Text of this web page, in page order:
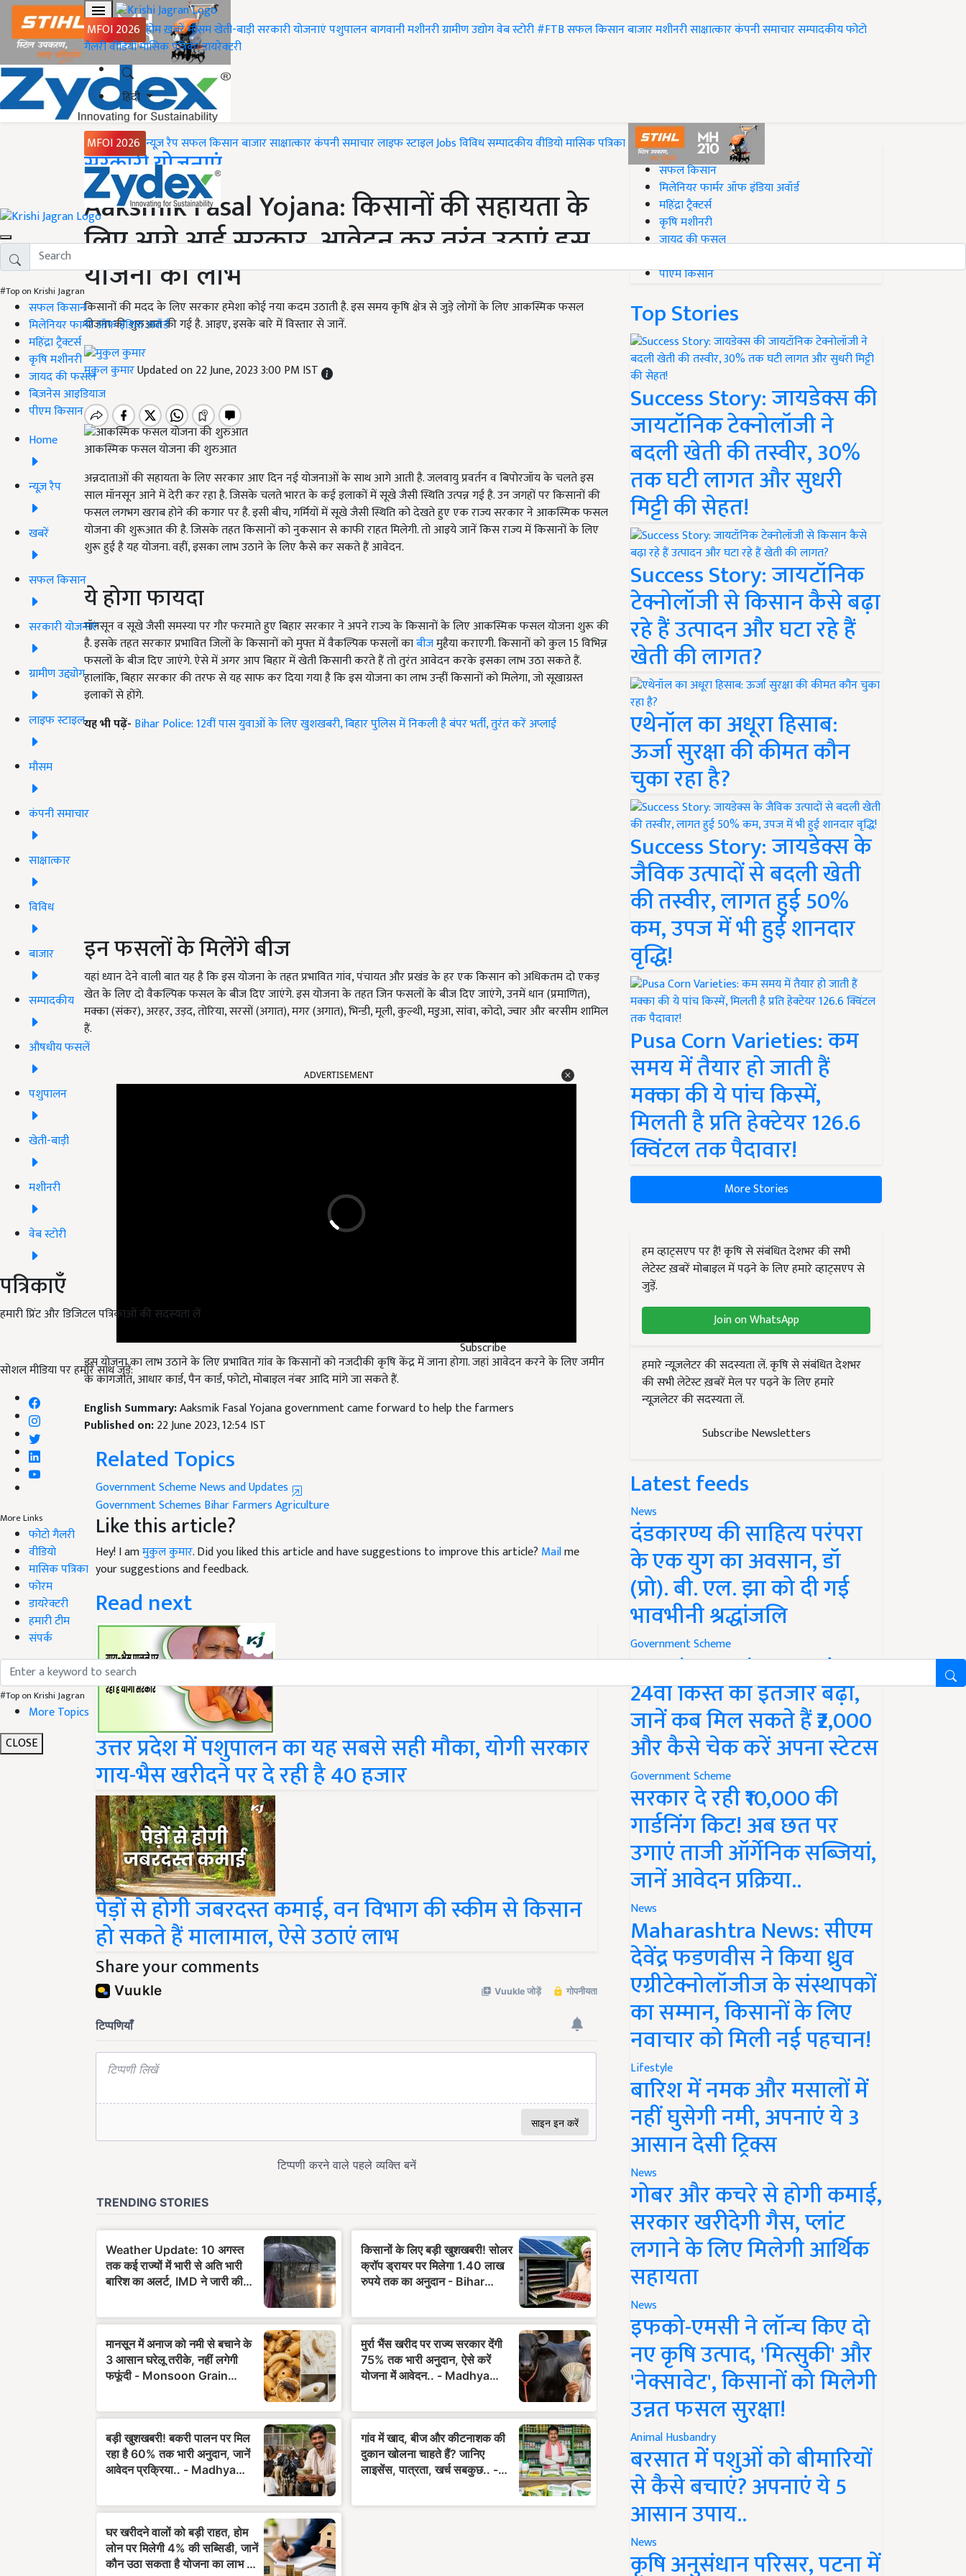
MFOI 2026 होमख़बरेंमौसमखेती-बाड़ीसरकारी योजनाएंपशुपालनबागवानीमशीनरीग्रामीण उद्योगवेब स्टोरी#FTBसफल किसानबाजारमशीनरीसाक्षात्कारकंपनी समाचारसम्पादकीयफोटो
गैलरीवीडियोमासिक पत्रिकाडायरेक्टरी
हिंदी
MFOI 2026 न्यूज़ रैपसफल किसानबाजारसाक्षात्कारकंपनी समाचारलाइफ स्टाइलJobsविविधसम्पादकीयवीडियोमासिक पत्रिका
#Top on Krishi Jagran
सफल किसान
मिलेनियर फार्मर ऑफ इंडिया अवॉर्ड
महिंद्रा ट्रैक्टर्स
कृषि मशीनरी
जायद की फसल
बिज़नेस आइडियाज
पीएम किसान
Home
न्यूज़ रैप
खबरें
सफल किसान
सरकारी योजनाएं
ग्रामीण उद्द्योग
लाइफ स्टाइल
मौसम
कंपनी समाचार
साक्षात्कार
विविध
बाजार
सम्पादकीय
औषधीय फसलें
पशुपालन
खेती-बाड़ी
मशीनरी
वेब स्टोरी
पत्रिकाएँ
हमारी प्रिंट और डिजिटल पत्रिकाओं की सदस्यता लें
Subscribe
सोशल मीडिया पर हमारे साथ जुड़ें:
More Links
फोटो गैलरी
वीडियो
मासिक पत्रिका
फोरम
डायरेक्टरी
हमारी टीम
संपर्क
#Top on Krishi Jagran
More Topics
CLOSE
Home
सरकारी योजनाएं
Aaksmik Fasal Yojana: किसानों की सहायता के
लिए आगे आई सरकार, आवेदन कर तुरंत उठाएं इस
योजना का लाभ
किसानों की मदद के लिए सरकार हमेशा कोई नया कदम उठाती है. इस समय कृषि क्षेत्र से जुड़े लोगों के लिए आकस्मिक फसल
योजना की शुरुआत की गई है. आइए, इसके बारे में विस्तार से जानें.
मुकुल कुमारUpdated on 22 June, 2023 3:00 PM IST
आकस्मिक फसल योजना की शुरुआत
अन्नदाताओं की सहायता के लिए सरकार आए दिन नई योजनाओं के साथ आगे आती है. जलवायु प्रवर्तन व बिपोरजॉय के चलते इस
साल मॉनसून आने में देरी कर रहा है. जिसके चलते भारत के कई इलाकों में सूखे जैसी स्थिति उत्पन्न गई है. उन जगहों पर किसानों की
फसल लगभग खराब होने की कगार पर है. इसी बीच, गर्मियों में सूखे जैसी स्थिति को देखते हुए एक राज्य सरकार ने आकस्मिक फसल
योजना की शुरूआत की है. जिसके तहत किसानों को नुकसान से काफी राहत मिलेगी. तो आइये जानें किस राज्य में किसानों के लिए
शुरू हुई है यह योजना. वहीं, इसका लाभ उठाने के लिए कैसे कर सकते हैं आवेदन.
ये होगा फायदा
मॉनसून व सूखे जैसी समस्या पर गौर फरमाते हुए बिहार सरकार ने अपने राज्य के किसानों के लिए आकस्मिक फसल योजना शुरू की
है. इसके तहत सरकार प्रभावित जिलों के किसानों को मुफ्त में वैकल्पिक फसलों काबीजमुहैया कराएगी. किसानों को कुल 15 विभिन्न
फसलों के बीज दिए जाएंगे. ऐसे में अगर आप बिहार में खेती किसानी करते हैं तो तुरंत आवेदन करके इसका लाभ उठा सकते हैं.
हालांकि, बिहार सरकार की तरफ से यह साफ कर दिया गया है कि इस योजना का लाभ उन्हीं किसानों को मिलेगा, जो सूखाग्रस्त
इलाकों से होंगे.
यह भी पढ़ें- Bihar Police: 12वीं पास युवाओं के लिए खुशखबरी, बिहार पुलिस में निकली है बंपर भर्ती, तुरंत करें अप्लाई
इन फसलों के मिलेंगे बीज
यहां ध्यान देने वाली बात यह है कि इस योजना के तहत प्रभावित गांव, पंचायत और प्रखंड के हर एक किसान को अधिकतम दो एकड़
खेत के लिए दो वैकल्पिक फसल के बीज दिए जाएंगे. इस योजना के तहत जिन फसलों के बीज दिए जाएंगे, उनमें धान (प्रमाणित),
मक्का (संकर), अरहर, उड़द, तोरिया, सरसों (अगात), मगर (अगात), भिन्डी, मूली, कुल्थी, मडुआ, सांवा, कोदो, ज्वार और बरसीम शामिल
हैं.
इस योजना का लाभ उठाने के लिए प्रभावित गांव के किसानों को नजदीकी कृषि केंद्र में जाना होगा. जहां आवेदन करने के लिए जमीन
के कागजात, आधार कार्ड, पैन कार्ड, फोटो, मोबाइल नंबर आदि मांगे जा सकते हैं.
English Summary:
Aaksmik Fasal Yojana government came forward to help the farmers
Published on:22 June 2023, 12:54 IST
Related Topics
Government Scheme News and Updates
Government SchemesBiharFarmersAgriculture
Like this article?
Hey! I amमुकुल कुमार. Did you liked this article and have suggestions to improve this article?
your suggestions and feedback.
Read next
उत्तर प्रदेश में पशुपालन का यह सबसे सही मौका, योगी सरकार
गाय-भैस खरीदने पर दे रही है 40 हजार
पेड़ों से होगी जबरदस्त कमाई, वन विभाग की स्कीम से किसान
हो सकते हैं मालामाल, ऐसे उठाएं लाभ
Share your comments
#Top on Krishi Jagran
सफल किसान
मिलेनियर फार्मर ऑफ इंडिया अवॉर्ड
महिंद्रा ट्रैक्टर्स
कृषि मशीनरी
जायद की फसल
पीएम किसान
Top Stories
Success Story: जायडेक्स की
जायटॉनिक टेक्नोलॉजी ने
बदली खेती की तस्वीर, 30%
तक घटी लागत और सुधरी
मिट्टी की सेहत!
Success Story: जायटॉनिक
टेक्नोलॉजी से किसान कैसे बढ़ा
रहे हैं उत्पादन और घटा रहे हैं
खेती की लागत?
एथेनॉल का अधूरा हिसाब:
ऊर्जा सुरक्षा की कीमत कौन
चुका रहा है?
Success Story: जायडेक्स के
जैविक उत्पादों से बदली खेती
की तस्वीर, लागत हुई 50%
कम, उपज में भी हुई शानदार
वृद्धि!
Pusa Corn Varieties: कम
समय में तैयार हो जाती हैं
मक्का की ये पांच किस्में,
मिलती है प्रति हेक्टेयर 126.6
क्विंटल तक पैदावार!
More Stories
हम व्हाट्सएप पर हैं! कृषि से संबंधित देशभर की सभी
लेटेस्ट ख़बरें मोबाइल में पढ़ने के लिए हमारे व्हाट्सएप से
जुड़ें.
Join on WhatsApp
हमारे न्यूज़लेटर की सदस्यता लें. कृषि से संबंधित देशभर
की सभी लेटेस्ट ख़बरें मेल पर पढ़ने के लिए हमारे
न्यूज़लेटर की सदस्यता लें.
Subscribe Newsletters
Latest feeds
News
दंडकारण्य की साहित्य परंपरा
के एक युग का अवसान, डॉ
(प्रो). बी. एल. झा को दी गई
भावभीनी श्रद्धांजलि
Government Scheme
PM Kisan Yojana Update:
24वीं किस्त का इंतजार बढ़ा,
जानें कब मिल सकते हैं ₹2,000
और कैसे चेक करें अपना स्टेटस
Government Scheme
सरकार दे रही ₹10,000 की
गार्डनिंग किट! अब छत पर
उगाएं ताजी ऑर्गेनिक सब्जियां,
जानें आवेदन प्रक्रिया..
News
Maharashtra News: सीएम
देवेंद्र फडणवीस ने किया ध्रुव
एग्रीटेक्नोलॉजीज के संस्थापकों
का सम्मान, किसानों के लिए
नवाचार को मिली नई पहचान!
Lifestyle
बारिश में नमक और मसालों में
नहीं घुसेगी नमी, अपनाएं ये 3
आसान देसी ट्रिक्स
News
गोबर और कचरे से होगी कमाई,
सरकार खरीदेगी गैस, प्लांट
लगाने के लिए मिलेगी आर्थिक
सहायता
News
इफको-एमसी ने लॉन्च किए दो
नए कृषि उत्पाद, 'मित्सुकी' और
'नेक्सावेट', किसानों को मिलेगी
उन्नत फसल सुरक्षा!
Animal Husbandry
बरसात में पशुओं को बीमारियों
से कैसे बचाएं? अपनाएं ये 5
आसान उपाय..
News
कृषि अनुसंधान परिसर, पटना में